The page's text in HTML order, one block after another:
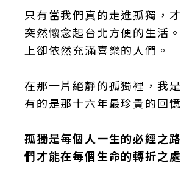
只有當我們真的走進孤獨，
突然懷念起台北方便的生活
上卻依然充滿喜樂的人們。
在那一片絕靜的孤獨裡，我
有的是那十六年最珍貴的回憶
孤獨是每個人一生的必經之
們才能在每個生命的轉折之